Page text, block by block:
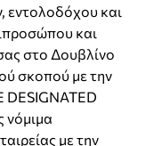
εντολοδόχου και
και
στο Δουβλίνο
σκοπού με την
DESIGNATED
νόμιμα
με την